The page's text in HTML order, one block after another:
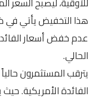
هذا التخفيض يأتي في
عدم خفض أسعار
الحالي.
يترقب المستثمرون
الفائدة الأمريكية.